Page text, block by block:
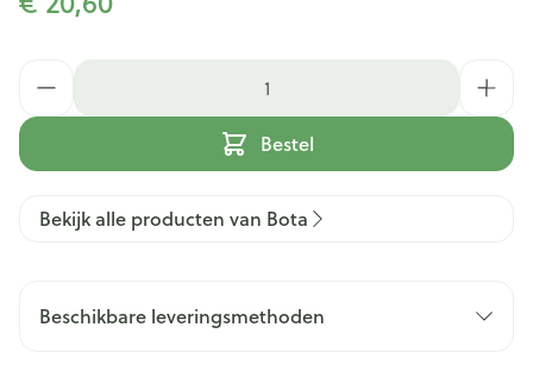
Bestel
Bekijk alle producten van Bota
Beschikbare leveringsmethoden